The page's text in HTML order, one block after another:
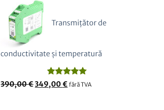
Transmițător de
conductivitate și temperatură
Evaluat la
5.00
390,00€Prețul
349,00€Prețul
fără TVA